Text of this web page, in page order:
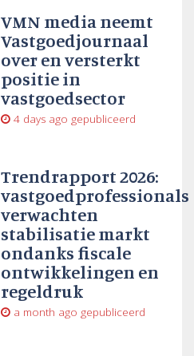
VMN media neemt
Vastgoedjournaal
over en versterkt
positie in
vastgoedsector
4 days ago gepubliceerd
Trendrapport 2026:
vastgoedprofessionals
verwachten
stabilisatie markt
ondanks fiscale
ontwikkelingen en
regeldruk
a month ago gepubliceerd